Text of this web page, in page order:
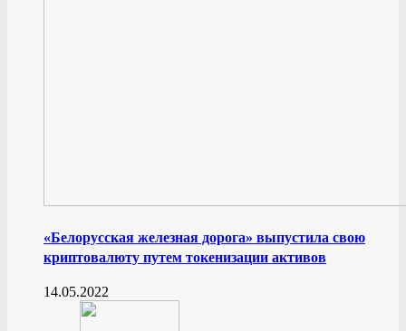
«Белорусская железная дорога» выпустила свою
криптовалюту путем токенизации активов
14.05.2022